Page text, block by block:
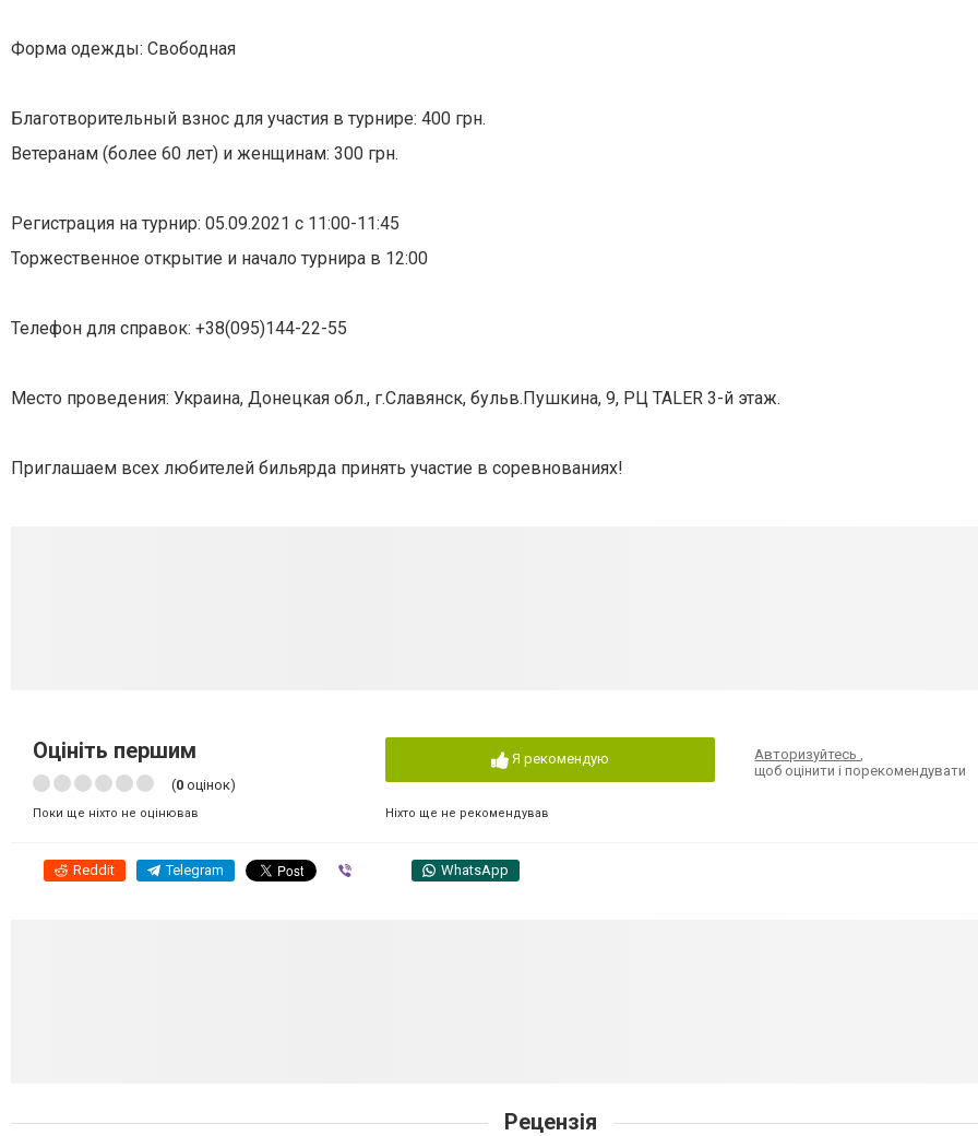
Форма одежды: Свободная
Благотворительный взнос для участия в турнире: 400 грн.
Ветеранам (более 60 лет) и женщинам: 300 грн.
Регистрация на турнир: 05.09.2021 с 11:00-11:45
Торжественное открытие и начало турнира в 12:00
Телефон для справок: +38(095)144-22-55
Место проведения: Украина, Донецкая обл., г.Славянск, бульв.Пушкина, 9, РЦ TALER 3-й этаж.
Приглашаем всех любителей бильярда принять участие в соревнованиях!
Оцініть першим
(0 оцінок)
Поки ще ніхто не оцінював
Я рекомендую
Ніхто ще не рекомендував
Авторизуйтесь
щоб оцінити і порекомендувати
Reddit Telegram WhatsApp
Рецензія